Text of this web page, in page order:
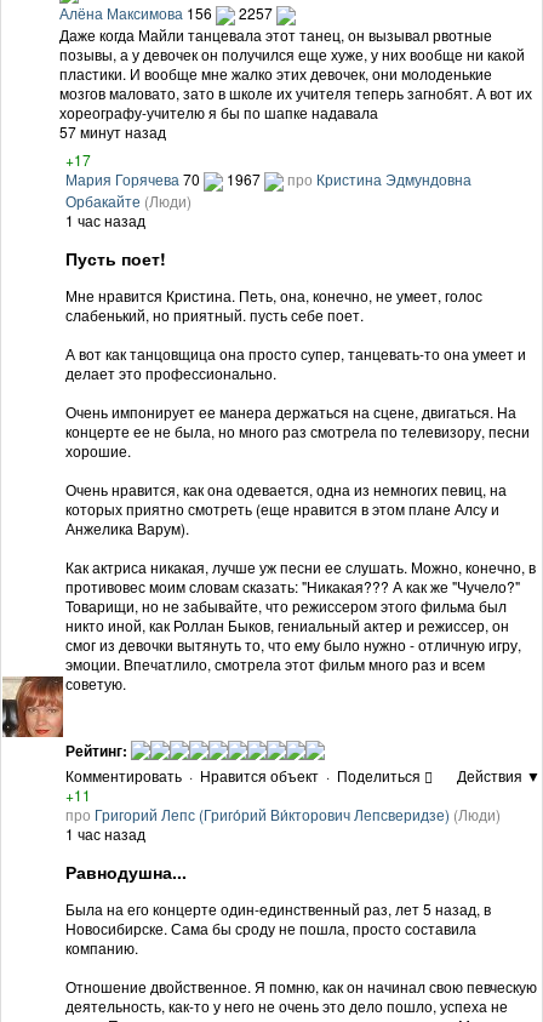
Алёна Максимова 156
2257
Даже когда Майли танцевала этот танец, он вызывал рвотные
позывы, а у девочек он получился еще хуже, у них вообще ни какой
пластики. И вообще мне жалко этих девочек, они молоденькие
мозгов маловато, зато в школе их учителя теперь загнобят. А вот их
хореографу-учителю я бы по шапке надавала
57 минут назад
+17
Мария Горячева 70 1967 про Кристина Эдмундовна
Орбакайте (Люди)
1 час назад
Пусть поет!
Мне нравится Кристина. Петь, она, конечно, не умеет, голос
слабенький, но приятный. пусть себе поет.
А вот как танцовщица она просто супер, танцевать-то она умеет и
делает это профессионально.
Очень импонирует ее манера держаться на сцене, двигаться. На
концерте ее не была, но много раз смотрела по телевизору, песни
хорошие.
Очень нравится, как она одевается, одна из немногих певиц, на
которых приятно смотреть (еще нравится в этом плане Алсу и
Анжелика Варум).
Как актриса никакая, лучше уж песни ее слушать. Можно, конечно, в
противовес моим словам сказать: "Никакая??? А как же "Чучело?"
Товарищи, но не забывайте, что режиссером этого фильма был
никто иной, как Роллан Быков, гениальный актер и режиссер, он
смог из девочки вытянуть то, что ему было нужно - отличную игру,
эмоции. Впечатлило, смотрела этот фильм много раз и всем
советую.
Рейтинг:
Комментировать · Нравится объект · Поделиться
Действия ▼
+11
про Григорий Лепс (Григо́рий Ви́кторович Лепсверидзе) (Люди)
1 час назад
Равнодушна...
Была на его концерте один-единственный раз, лет 5 назад, в
Новосибирске. Сама бы сроду не пошла, просто составила
компанию.
Отношение двойственное. Я помню, как он начинал свою певческую
деятельность, как-то у него не очень это дело пошло, успеха не